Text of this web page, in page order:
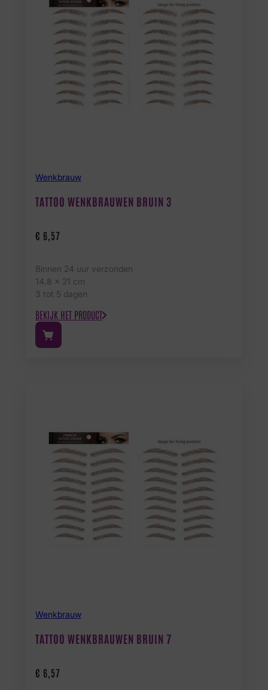
Wenkbrauw
TATTOO WENKBRAUWEN BRUIN 3
€ 6,57
Binnen 24 uur verzonden
14.8 x 21 cm
3 tot 5 dagen
BEKIJK HET PRODUCT
Wenkbrauw
TATTOO WENKBRAUWEN BRUIN 7
€ 6,57